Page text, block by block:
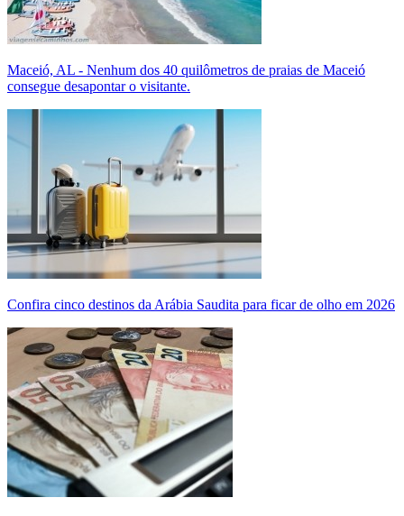
Maceió, AL - Nenhum dos 40 quilômetros de praias de Maceió
consegue desapontar o visitante.
Confira cinco destinos da Arábia Saudita para ficar de olho em 2026